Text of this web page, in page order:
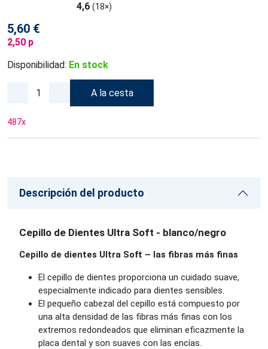
4,6 (18×)
5,60 €
2,50 p
Disponibilidad: En stock
A la cesta
487x
Descripción del producto
Cepillo de Dientes Ultra Soft - blanco/negro
Cepillo de dientes Ultra Soft – las fibras más finas
El cepillo de dientes proporciona un cuidado suave,
especialmente indicado para dientes sensibles.
El pequeño cabezal del cepillo está compuesto por
una alta densidad de las fibras más finas con los
extremos redondeados que eliminan eficazmente la
placa dental y son suaves con las encías.